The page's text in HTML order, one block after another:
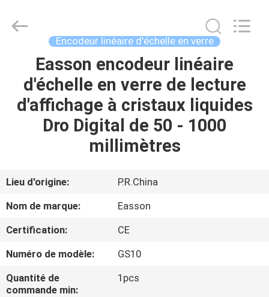
MAISON
PRODUITS
DE
NOUS
VISITE
DE
L'USINE
Technology
Encodeur linéaire d'échelle en verre
Easson encodeur linéaire
d'échelle en verre de lecture
d'affichage à cristaux liquides
Dro Digital de 50 - 1000
millimètres
Lieu d'origine:
P.R.China
Nom de marque:
Easson
Certification:
CE
Numéro de modèle:
GS10
Quantité de
commande min:
1pcs